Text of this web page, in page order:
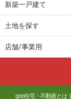
新築一戸建て
土地を探す
店舗/事業用
goo住宅・不動産とは